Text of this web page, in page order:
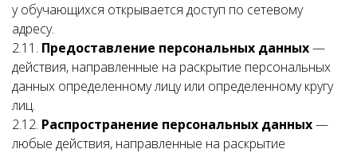
у обучающихся открывается доступ по сетевому
адресу.
2.11. Предоставление персональных данных—
действия, направленные на раскрытие персональных
данных определенному лицу или определенному кругу
лиц.
2.12. Распространение персональных данных—
любые действия, направленные на раскрытие